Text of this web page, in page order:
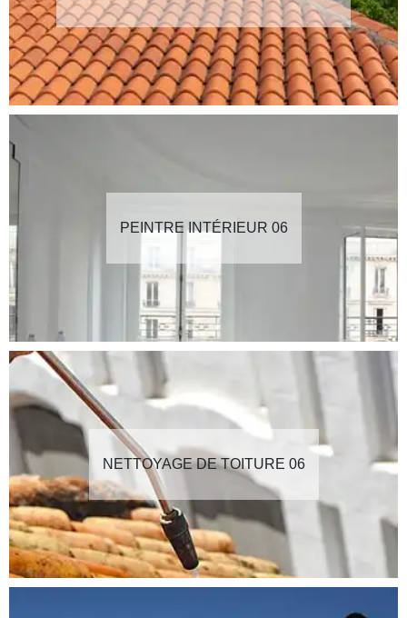
PEINTRE INTÉRIEUR 06
NETTOYAGE DE TOITURE 06